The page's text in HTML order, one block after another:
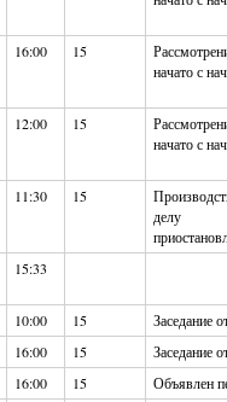
16:00 15
начато с
12:00 15
начато с
11:30 15
делу
15:33
10:00 15
Заседание
16:00 15
Заседание
16:00 15
Объявлен